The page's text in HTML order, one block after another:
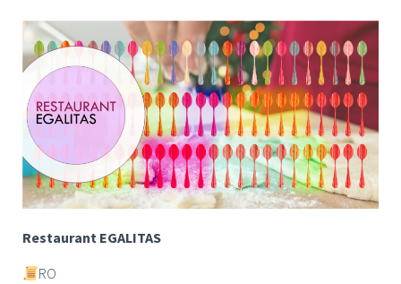
Restaurant EGALITAS
RO